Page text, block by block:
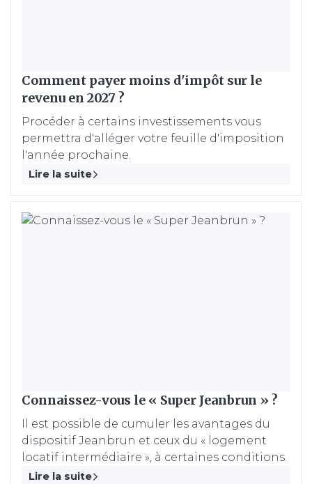
Comment payer moins d'impôt sur le
revenu en 2027 ?
Procéder à certains investissements vous
permettra d'alléger votre feuille d'imposition
l'année prochaine.
Lire la suite
Connaissez-vous le « Super Jeanbrun » ?
Il est possible de cumuler les avantages du
dispositif Jeanbrun et ceux du « logement
locatif intermédiaire », à certaines conditions.
Lire la suite